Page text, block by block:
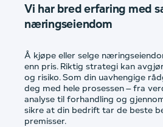
Vi har bred erfaring med
næringseiendom
Å kjøpe eller selge
enn pris. Riktig strategi kan
og risiko. Som din uavhengige
deg med hele prosessen – fra
analyse til forhandling og
sikre at din bedrift tar de beste
premisser.